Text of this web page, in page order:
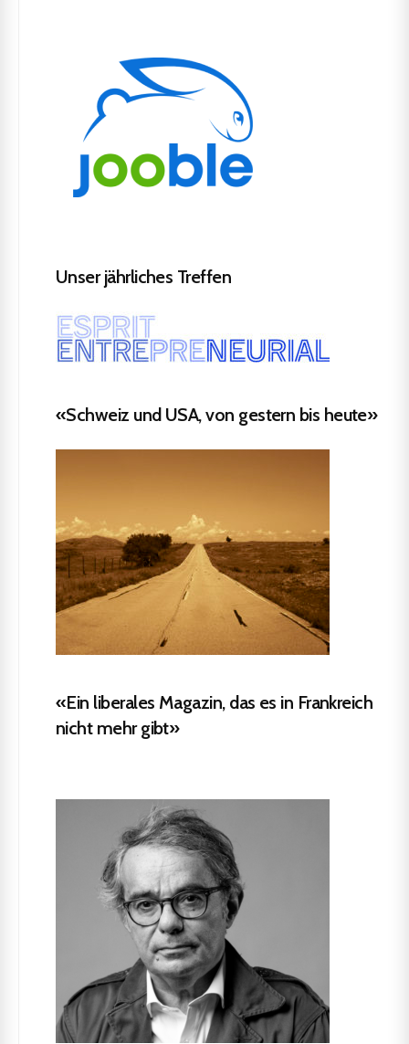
Unser jährliches Treffen
«Schweiz und USA, von gestern bis heute»
«Ein liberales Magazin, das es in Frankreich
nicht mehr gibt»